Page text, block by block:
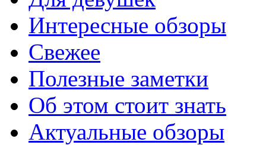
Интересные обзоры
Свежее
Полезные заметки
Об этом стоит знать
Актуальные обзоры